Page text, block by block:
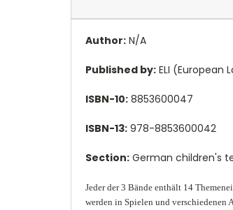
Author: N/A
Published by: ELI (European
ISBN-10: 8853600047
ISBN-13: 978-8853600042
Section: German children's
Jeder der 3 Bände enthält 14
werden in Spielen und verschiedenen